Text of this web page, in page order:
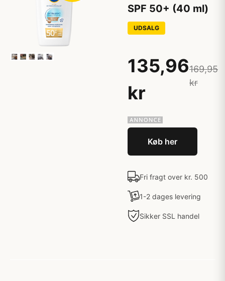
SPF 50+ (40 ml)
UDSALG
135,96
kr
169,95
kr
Køb her
Fri fragt over kr. 500
1-2 dages levering
Sikker SSL handel